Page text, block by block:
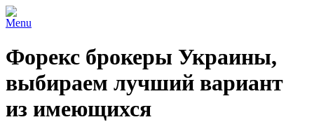
Menu
Форекс брокеры Украины,
выбираем лучший вариант
из имеющихся